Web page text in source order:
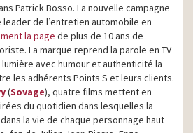
Patrick Bosso. La nouvelle campagne
de l’entretien automobile en
la page de plus de 10 ans de
La marque reprend la parole en TV
avec humour et authenticité la
les adhérents Points S et leurs clients.
(Sovage), quatre films mettent en
du quotidien dans lesquelles la
la vie de chaque personnage haut